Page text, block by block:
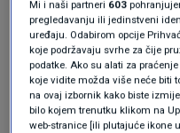
(Portoroška 15,
Obavijest se odnosi
proizvod, izvijestio
Mi i naši partneri 603
pregledavanju ili jedinstveni
uređaju. Odabirom opcije
koje podržavaju svrhe za čije
podatke. Ako su alati za
koje vidite možda više neće biti
na ovaj izbornik kako biste
bilo kojem trenutku klikom na
web-stranice [ili plutajuće ikone